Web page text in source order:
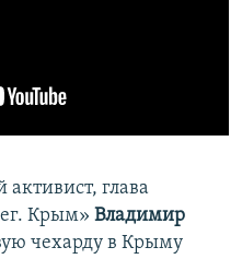
глава
Крым» Владимир
чехарду в Крыму